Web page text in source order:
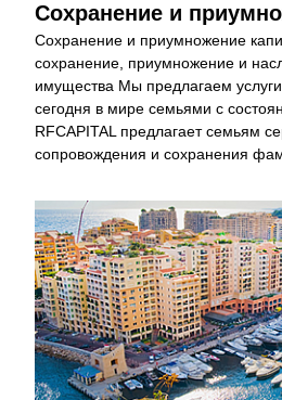
Сохранение и
Сохранение и приумножение
сохранение, приумножение и
имущества Мы предлагаем
сегодня в мире семьями с
RFCAPITAL предлагает семьям
сопровождения и сохранения